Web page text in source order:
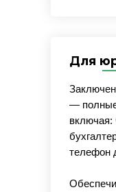
Для
— полные
телефон